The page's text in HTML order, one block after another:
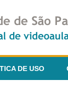
DE USO